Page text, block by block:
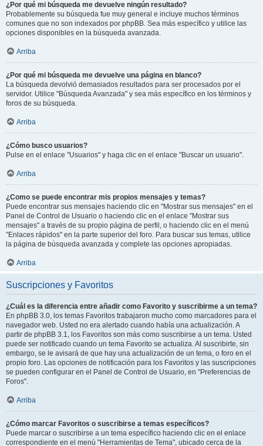
¿Por qué mi búsqueda me devuelve ningún resultado?
Probablemente su búsqueda fue muy general e incluye muchos términos
comunes que no son indexados por phpBB. Sea más específico y utilice las
opciones disponibles en la búsqueda avanzada.
Arriba
¿Por qué mi búsqueda me devuelve una página en blanco?
La búsqueda devolvió demasiados resultados para ser procesados por el
servidor. Utilice "Búsqueda Avanzada" y sea más específico en los términos y
foros de su búsqueda.
Arriba
¿Cómo busco usuarios?
Pulse en el enlace "Usuarios" y haga clic en el enlace "Buscar un usuario".
Arriba
¿Como se puede encontrar mis propios mensajes y temas?
Puede encontrar sus mensajes haciendo clic en "Mostrar sus mensajes" en el
Panel de Control de Usuario o haciendo clic en el enlace "Mostrar sus
mensajes" a través de su propio página de perfil, o haciendo clic en el menú
"Enlaces rápidos" en la parte superior del foro. Para buscar sus temas, utilice
la página de búsqueda avanzada y complete las opciones apropiadas.
Arriba
Suscripciones y Favoritos
¿Cuál es la diferencia entre añadir como Favorito y suscribirme a un tema?
En phpBB 3.0, los temas Favoritos trabajaron mucho como marcadores para el
navegador web. Usted no era alertado cuando había una actualización. A
partir de phpBB 3.1, los Favoritos son más como suscribirse a un tema. Usted
puede ser notificado cuando un tema Favorito se actualiza. Al suscribirte, sin
embargo, se le avisará de que hay una actualización de un tema, o foro en el
propio foro. Las opciones de notificación para los Favoritos y las suscripciones
se pueden configurar en el Panel de Control de Usuario, en "Preferencias de
Foros".
Arriba
¿Cómo marcar Favoritos o suscribirse a temas específicos?
Puede marcar o suscribirse a un tema específico haciendo clic en el enlace
correspondiente en el menú "Herramientas de Tema", ubicado cerca de la